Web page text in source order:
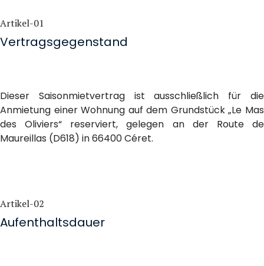
Artikel-01
Vertragsgegenstand
Dieser Saisonmietvertrag ist ausschließlich für die
Anmietung einer Wohnung auf dem Grundstück „Le Mas
des Oliviers“ reserviert, gelegen an der Route de
Maureillas (D618) in 66400 Céret.
Artikel-02
Aufenthaltsdauer